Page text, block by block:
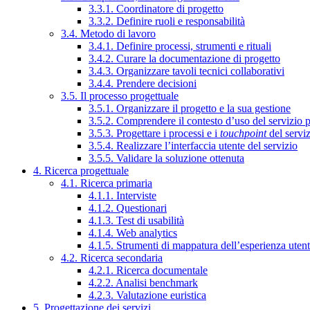
3.3.1. Coordinatore di progetto
3.3.2. Definire ruoli e responsabilità
3.4. Metodo di lavoro
3.4.1. Definire processi, strumenti e rituali
3.4.2. Curare la documentazione di progetto
3.4.3. Organizzare tavoli tecnici collaborativi
3.4.4. Prendere decisioni
3.5. Il processo progettuale
3.5.1. Organizzare il progetto e la sua gestione
3.5.2. Comprendere il contesto d’uso del servizio
3.5.3. Progettare i processi e i touchpointdel
3.5.4. Realizzare l’interfaccia utente del servizio
3.5.5. Validare la soluzione ottenuta
4. Ricerca progettuale
4.1. Ricerca primaria
4.1.1. Interviste
4.1.2. Questionari
4.1.3. Test di usabilità
4.1.4. Web analytics
4.1.5. Strumenti di mappatura dell’esperienza
4.2. Ricerca secondaria
4.2.1. Ricerca documentale
4.2.2. Analisi benchmark
4.2.3. Valutazione euristica
5. Progettazione dei servizi